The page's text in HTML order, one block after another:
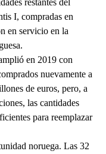
I, compradas en
en servicio en la
en 2019 con
nuevamente a
de euros, pero, a
las cantidades
para reemplazar
noruega. Las 32